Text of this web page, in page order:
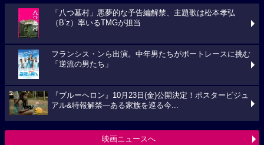
「八つ墓村」悪夢的な予告編解禁、主題歌は松本孝弘
（B’z）率いるTMGが担当
フランシス・ンら出演。中年男たちがボートレースに挑む
「逆流の男たち」
『ブルーヘロン』10月23日(金)公開決定！ポスタービジュ
アル&特報解禁―ある家族を巡る今...
映画ニュースへ